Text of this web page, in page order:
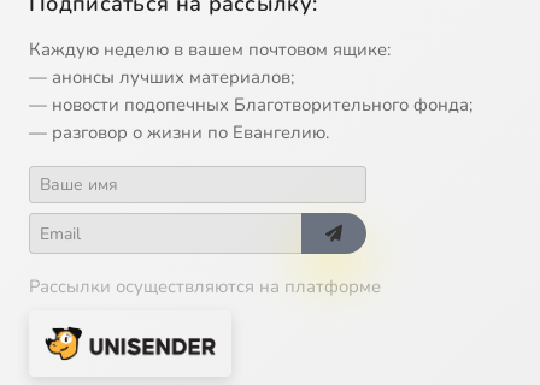
Каждую неделю в вашем почтовом ящике:
— анонсы лучших материалов;
— новости подопечных Благотворительного фонда;
— разговор о жизни по Евангелию.
Рассылки осуществляются на платформе